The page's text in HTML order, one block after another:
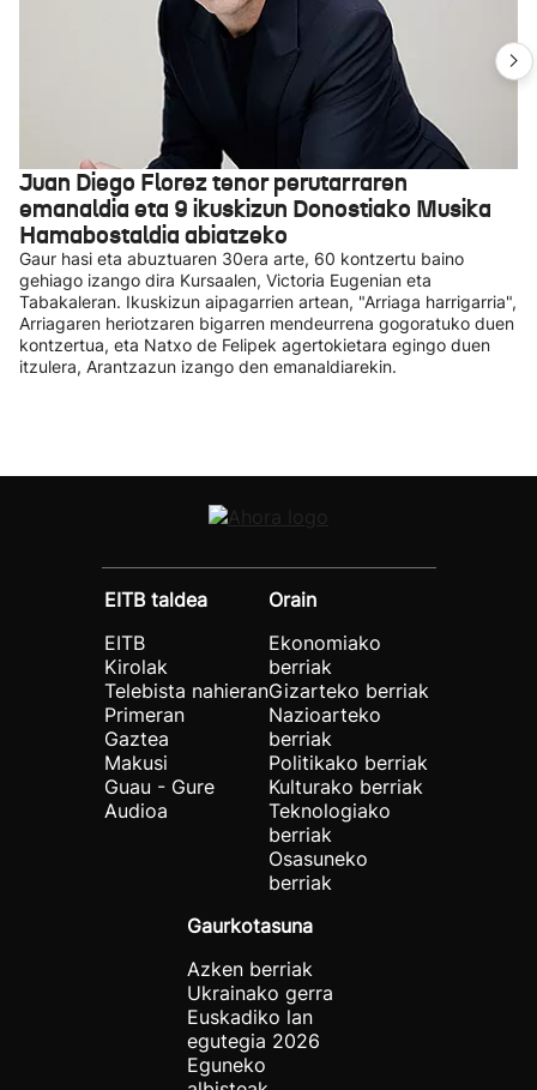
Juan Diego Florez tenor perutarraren
emanaldia eta 9 ikuskizun Donostiako Musika
Hamabostaldia abiatzeko
Gaur hasi eta abuztuaren 30era arte, 60 kontzertu baino
gehiago izango dira Kursaalen, Victoria Eugenian eta
Tabakaleran. Ikuskizun aipagarrien artean, "Arriaga harrigarria",
Arriagaren heriotzaren bigarren mendeurrena gogoratuko duen
kontzertua, eta Natxo de Felipek agertokietara egingo duen
itzulera, Arantzazun izango den emanaldiarekin.
EITB taldea
EITB
Kirolak
Telebista nahieran
Primeran
Gaztea
Makusi
Guau - Gure
Audioa
Orain
Ekonomiako
berriak
Gizarteko berriak
Nazioarteko
berriak
Politikako berriak
Kulturako berriak
Teknologiako
berriak
Osasuneko
berriak
Gaurkotasuna
Azken berriak
Ukrainako gerra
Euskadiko lan
egutegia 2026
Eguneko